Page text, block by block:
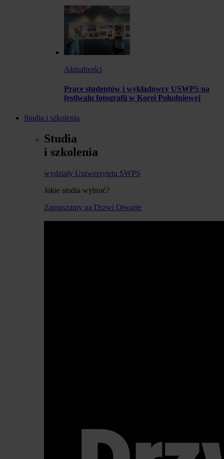
Aktualności
Prace studentów i wykładowcy USWPS na
festiwalu fotografii w Korei Południowej
Studia i szkolenia
Studia
i szkolenia
wydziały Uniwersytetu SWPS
Jakie studia wybrać?
Zapraszamy na Drzwi Otwarte